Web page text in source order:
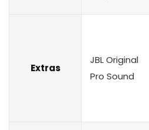
Extras
JBL Original
Pro Sound